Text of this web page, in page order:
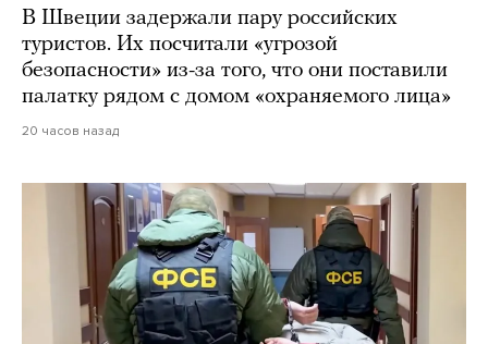
В Швеции задержали пару российских
туристов. Их посчитали «угрозой
безопасности» из-за того, что они поставили
палатку рядом с домом «охраняемого лица»
20 часов назад